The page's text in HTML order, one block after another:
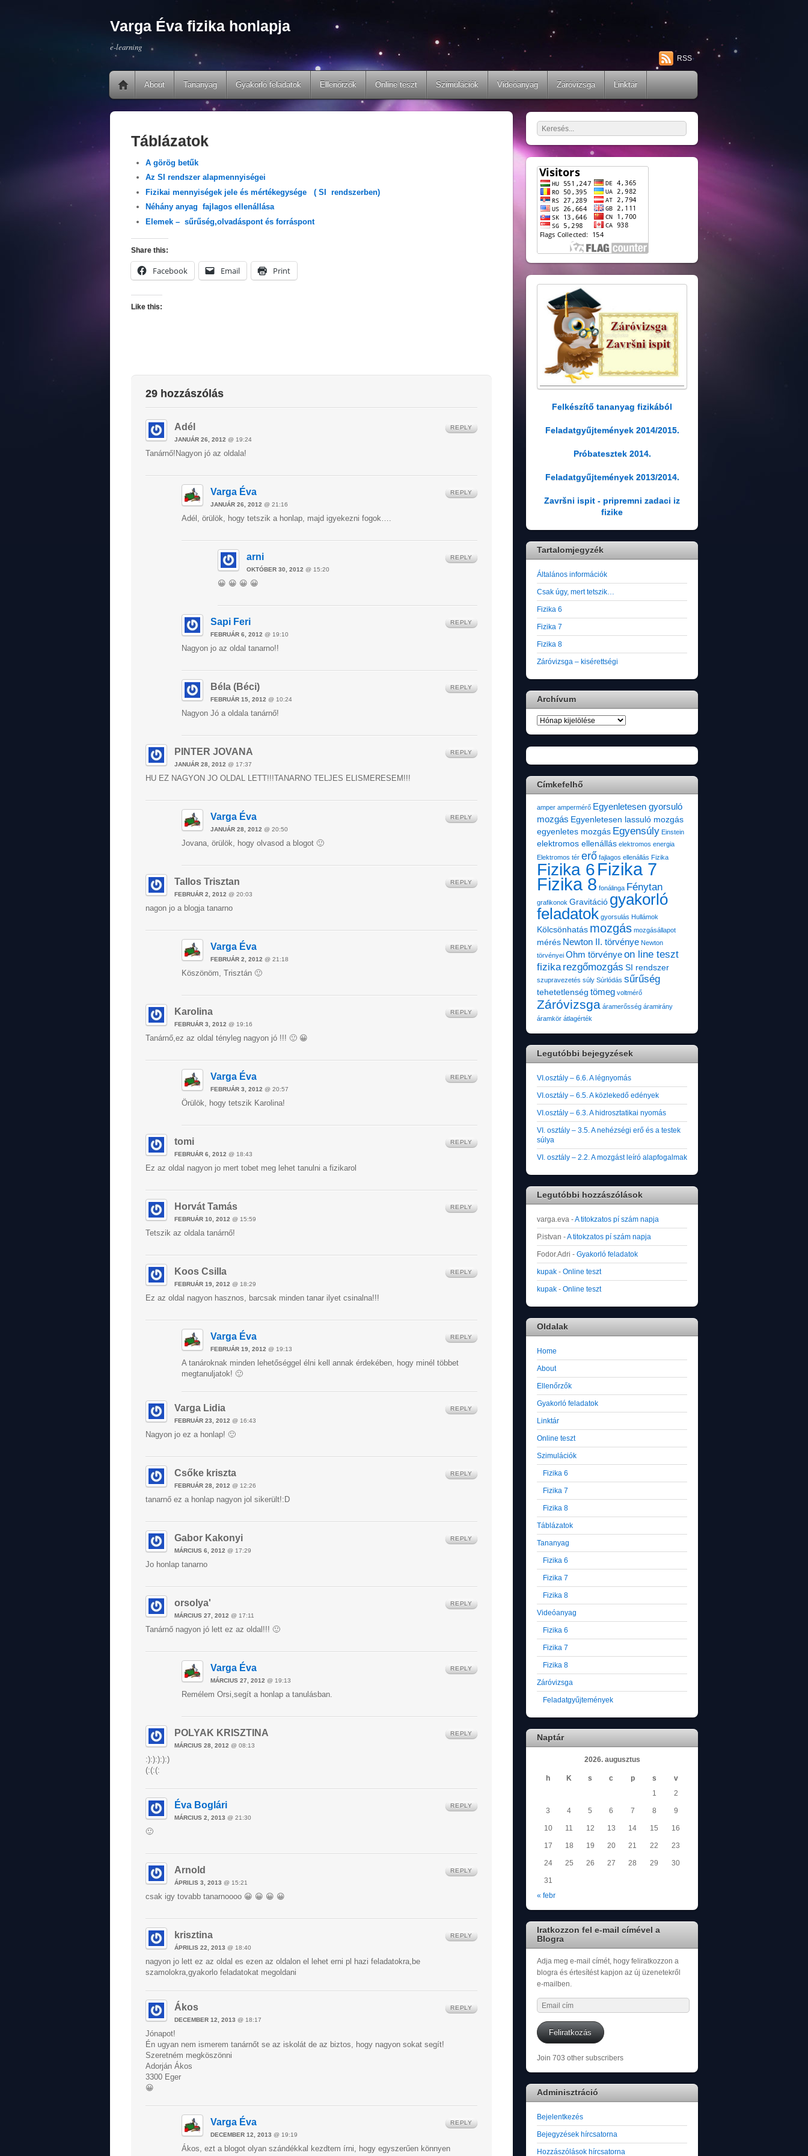
Varga Éva fizika honlapja
e-learning
RSS
About Tananyag Gyakorló feladatok Ellenőrzők Online teszt Szimulációk Videóanyag Záróvizsga Linktár
Táblázatok
A görög betűk
Az SI rendszer alapmennyiségei
Fizikai mennyiségek jele és mértékegysége ( SI rendszerben)
Néhány anyag fajlagos ellenállása
Elemek – sűrűség,olvadáspont és forráspont
Share this:
Facebook Email Print
Like this:
29 hozzászólás
Adél
JANUÁR 26, 2012 @ 19:24
Tanárnő!Nagyon jó az oldala!
REPLY
Varga Éva
JANUÁR 26, 2012 @ 21:16
Adél, örülök, hogy tetszik a honlap, majd igyekezni fogok….
REPLY
arni
OKTÓBER 30, 2012 @ 15:20
😀 😀 😀 😀
REPLY
Sapi Feri
FEBRUÁR 6, 2012 @ 19:10
Nagyon jo az oldal tanarno!!
REPLY
Béla (Béci)
FEBRUÁR 15, 2012 @ 10:24
Nagyon Jó a oldala tanárnő!
REPLY
PINTER JOVANA
JANUÁR 28, 2012 @ 17:37
HU EZ NAGYON JO OLDAL LETT!!!TANARNO TELJES ELISMERESEM!!!
REPLY
Varga Éva
JANUÁR 28, 2012 @ 20:50
Jovana, örülök, hogy olvasod a blogot 🙂
REPLY
Tallos Trisztan
FEBRUÁR 2, 2012 @ 20:03
nagon jo a blogja tanarno
REPLY
Varga Éva
FEBRUÁR 2, 2012 @ 21:18
Köszönöm, Trisztán 🙂
REPLY
Karolina
FEBRUÁR 3, 2012 @ 19:16
Tanárnő,ez az oldal tényleg nagyon jó !!! 🙂 😀
REPLY
Varga Éva
FEBRUÁR 3, 2012 @ 20:57
Örülök, hogy tetszik Karolina!
REPLY
tomi
FEBRUÁR 6, 2012 @ 18:43
Ez az oldal nagyon jo mert tobet meg lehet tanulni a fizikarol
REPLY
Horvát Tamás
FEBRUÁR 10, 2012 @ 15:59
Tetszik az oldala tanárnő!
REPLY
Koos Csilla
FEBRUÁR 19, 2012 @ 18:29
Ez az oldal nagyon hasznos, barcsak minden tanar ilyet csinalna!!!
REPLY
Varga Éva
FEBRUÁR 19, 2012 @ 19:13
A tanároknak minden lehetőséggel élni kell annak érdekében, hogy minél többet
megtanuljatok! 🙂
REPLY
Varga Lidia
FEBRUÁR 23, 2012 @ 16:43
Nagyon jo ez a honlap! 🙂
REPLY
Csőke kriszta
FEBRUÁR 28, 2012 @ 12:26
tanarnő ez a honlap nagyon jol sikerült!:D
REPLY
Gabor Kakonyi
MÁRCIUS 6, 2012 @ 17:29
Jo honlap tanarno
REPLY
orsolya'
MÁRCIUS 27, 2012 @ 17:11
Tanárnő nagyon jó lett ez az oldal!!! 🙂
REPLY
Varga Éva
MÁRCIUS 27, 2012 @ 19:13
Remélem Orsi,segít a honlap a tanulásban.
REPLY
POLYAK KRISZTINA
MÁRCIUS 28, 2012 @ 08:13
:):):):):)
(:(:(:
REPLY
Éva Boglári
MÁRCIUS 2, 2013 @ 21:30
🙂
REPLY
Arnold
ÁPRILIS 3, 2013 @ 15:21
csak igy tovabb tanarnoooo 😀 😀 😀 😀
REPLY
krisztina
ÁPRILIS 22, 2013 @ 18:40
nagyon jo lett ez az oldal es ezen az oldalon el lehet erni pl hazi feladatokra,be
szamolokra,gyakorlo feladatokat megoldani
REPLY
Ákos
DECEMBER 12, 2013 @ 18:17
Jónapot!
Én ugyan nem ismerem tanárnőt se az iskolát de az biztos, hogy nagyon sokat segít!
Szeretném megköszönni
Adorján Ákos
3300 Eger
😀
REPLY
Varga Éva
DECEMBER 12, 2013 @ 19:19
Ákos, ezt a blogot olyan szándékkal kezdtem írni, hogy egyszerűen könnyen
REPLY
Felkészítő tananyag fizikából
Feladatgyűjtemények 2014/2015.
Próbatesztek 2014.
Feladatgyűjtemények 2013/2014.
Završni ispit - pripremni zadaci iz
fizike
Tartalomjegyzék
Általános információk
Csak úgy, mert tetszik…
Fizika 6
Fizika 7
Fizika 8
Záróvizsga – kisérettségi
Archívum
Archívum
Címkefelhő
amper ampermérő Egyenletesen gyorsuló
mozgás Egyenletesen lassuló mozgás
egyenletes mozgás Egyensúly Einstein
elektromos ellenállás elektromos energia
Elektromos tér erő fajlagos ellenállás Fizika
Fizika 6Fizika 7
Fizika 8 fonálinga Fénytan
grafikonok Gravitáció gyakorló
feladatok gyorsulás Hullámok
Kölcsönhatás mozgás mozgásállapot
mérés Newton II. törvénye Newton
törvényei Ohm törvényeon line teszt
fizika rezgőmozgás SI rendszer
szupravezetés súly Súrlódás sűrűség
tehetetlenség tömeg voltmérő
Záróvizsga áramerősség áramirány
áramkör átlagérték
Legutóbbi bejegyzések
VI.osztály – 6.6. A légnyomás
VI.osztály – 6.5. A közlekedő edények
VI.osztály – 6.3. A hidrosztatikai nyomás
VI. osztály – 3.5. A nehézségi erő és a testek
súlya
VI. osztály – 2.2. A mozgást leíró alapfogalmak
Legutóbbi hozzászólások
varga.eva -A titokzatos pí szám napja
P.istvan -A titokzatos pí szám napja
Fodor.Adri - Gyakorló feladatok
kupak - Online teszt
kupak - Online teszt
Oldalak
Home
About
Ellenőrzők
Gyakorló feladatok
Linktár
Online teszt
Szimulációk
Fizika 6
Fizika 7
Fizika 8
Táblázatok
Tananyag
Fizika 6
Fizika 7
Fizika 8
Videóanyag
Fizika 6
Fizika 7
Fizika 8
Záróvizsga
Feladatgyűjtemények
Naptár
2026. augusztus
h K s c p s
v
1
2
3 4 5 6 7 8 9
10 11 12 13 14 15 16
17 18 19 20 21 22 23
24 25 26 27 28 29 30
31
« febr
Iratkozzon fel e-mail címével a
Blogra
Adja meg e-mail címét, hogy feliratkozzon a
blogra és értesítést kapjon az új üzenetekről
e-mailben.
Email
cím
Feliratkozás
Join 703 other subscribers
Adminisztráció
Bejelentkezés
Bejegyzések hírcsatorna
Hozzászólások hírcsatorna